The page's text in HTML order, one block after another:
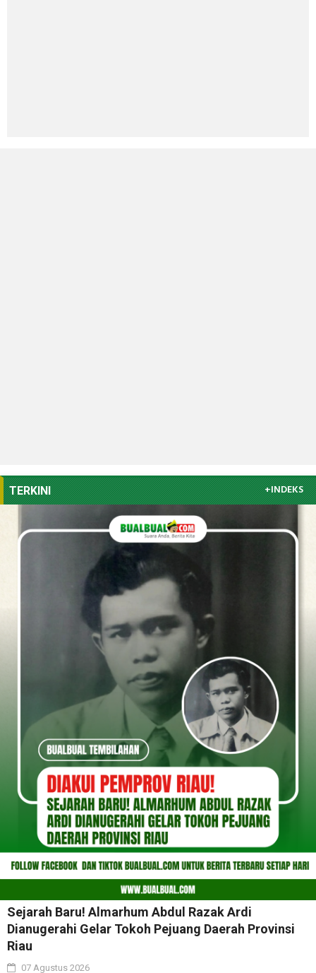
TERKINI +INDEKS
Sejarah Baru! Almarhum Abdul Razak Ardi
Dianugerahi Gelar Tokoh Pejuang Daerah Provinsi
Riau
07 Agustus 2026